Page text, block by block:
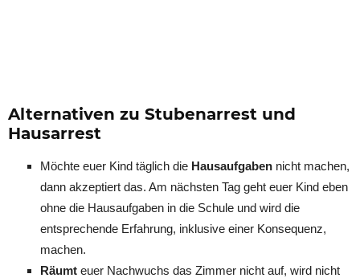
Alternativen zu Stubenarrest und
Hausarrest
Möchte euer Kind täglich die Hausaufgaben nicht machen,
dann akzeptiert das. Am nächsten Tag geht euer Kind eben
ohne die Hausaufgaben in die Schule und wird die
entsprechende Erfahrung, inklusive einer Konsequenz,
machen.
Räumt euer Nachwuchs das Zimmer nicht auf, wird nicht